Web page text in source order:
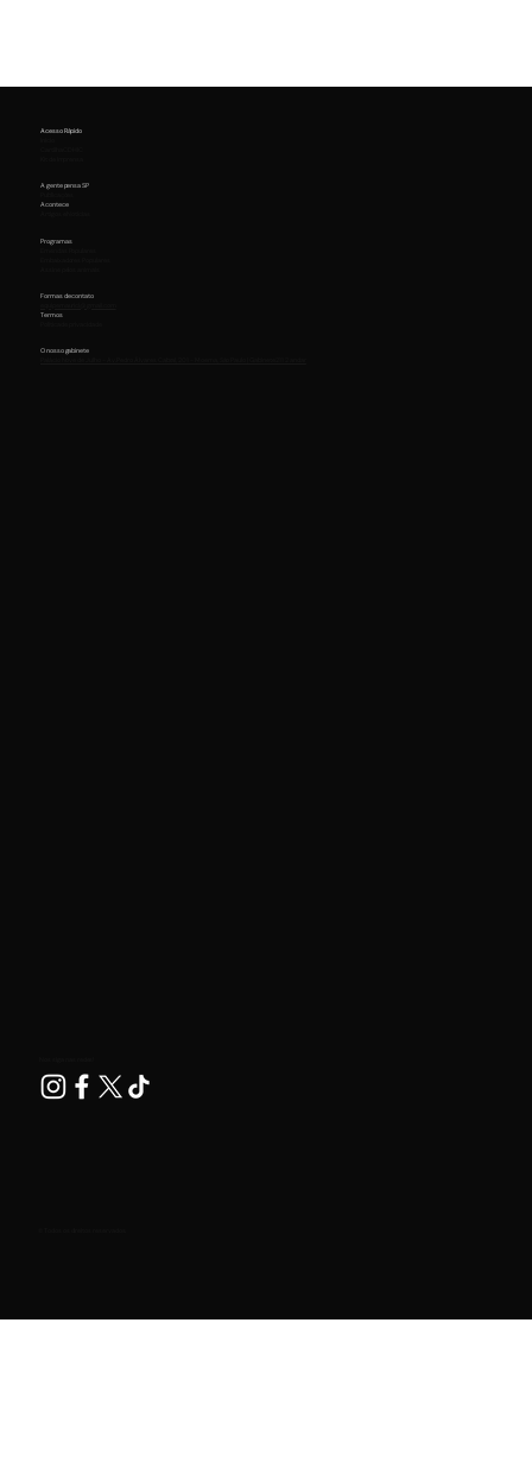
Acesso Rápido
A gente pensa SP
Acontece
Programas
Formas de contato
Termos
O nosso gabinete